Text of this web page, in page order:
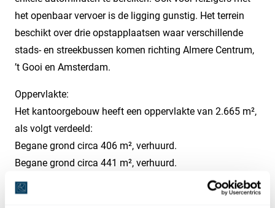
het openbaar vervoer is de ligging gunstig. Het terrein
beschikt over drie opstapplaatsen waar verschillende
stads- en streekbussen komen richting Almere Centrum,
’t Gooi en Amsterdam.
Oppervlakte:
Het kantoorgebouw heeft een oppervlakte van 2.665 m²,
als volgt verdeeld:
Begane grond circa 406 m², verhuurd.
Begane grond circa 441 m², verhuurd.
1e verdieping circa 414 m²; verhuurd.
1e verdieping circa 458 m²;